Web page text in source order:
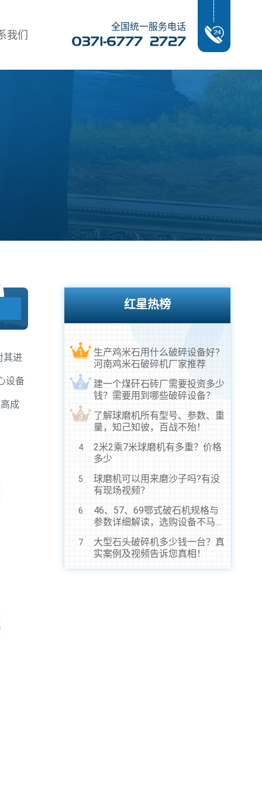
我们
全国统一服务电话
其进
设备
成
红星热榜
1
生产鸡米石用什么破碎设备好?
河南鸡米石破碎机厂家推荐
2
建一个煤矸石砖厂需要投资多少
钱？需要用到哪些破碎设备？
3
了解球磨机所有型号、参数、重
量，知己知彼，百战不殆！
4
2米2乘7米球磨机有多重？价格
多少
5
球磨机可以用来磨沙子吗?有没
有现场视频？
6
46、57、69鄂式破石机规格与
参数详细解读，选购设备不马
7
大型石头破碎机多少钱一台？真
实案例及视频告诉您真相！